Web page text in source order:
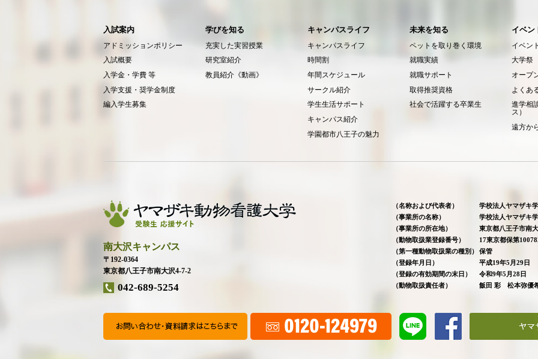
入試案内
アドミッションポリシー
入試概要
入学金・学費 等
入学支援・奨学金制度
編入学生募集
学びを知る
充実した実習授業
研究室紹介
教員紹介《動画》
キャンパスライフ
キャンパスライフ
時間割
年間スケジュール
サークル紹介
学生生活サポート
キャンパス紹介
学園都市八王子の魅力
未来を知る
ペットを取り巻く環境
就職実績
就職サポート
取得推奨資格
社会で活躍する卒業生
イベン
イベン
大学祭
オープ
よくあ
進学相
ス）
遠方か
南大沢キャンパス
〒192-0364
東京都八王子市南大沢4-7-2
042-689-5254
（名称および代表者）
学校法人ヤマザキ
（事業所の名称）
学校法人ヤマザキ
（事業所の所在地）
東京都八王子市南
（動物取扱業登録番号）
17東京都保第
（第一種動物取扱業の種別）
保管
（登録年月日）
平成19年5月29日
（登録の有効期間の末日）
令和9年5月28日
（動物取扱責任者）
飯田 彩 松本弥優